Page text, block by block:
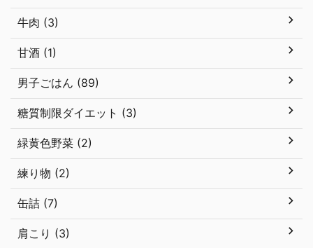
牛肉 (3)
甘酒 (1)
男子ごはん (89)
糖質制限ダイエット (3)
緑黄色野菜 (2)
練り物 (2)
缶詰 (7)
肩こり (3)